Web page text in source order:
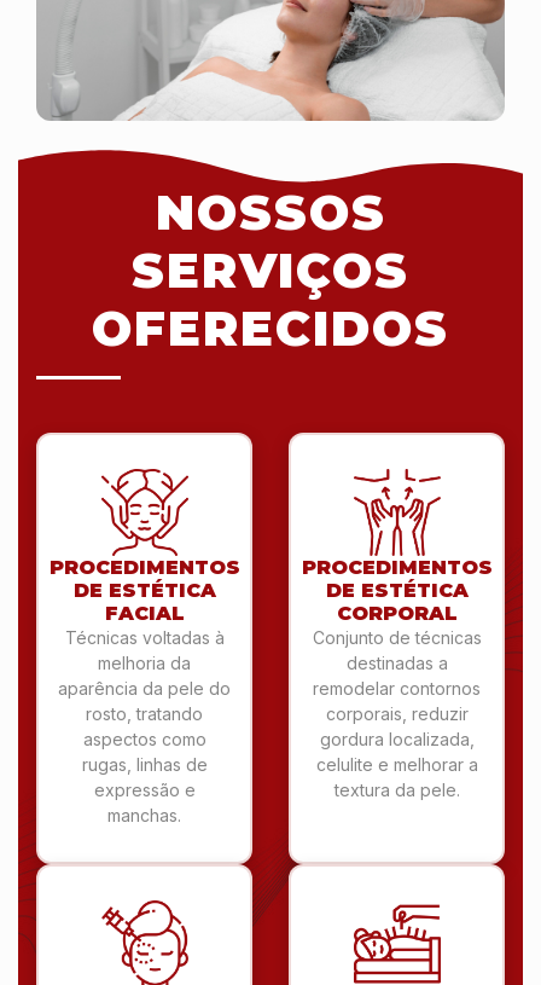
NOSSOS
SERVIÇOS
OFERECIDOS
PROCEDIMENTOS
DE ESTÉTICA
FACIAL
Técnicas voltadas à
melhoria da
aparência da pele do
rosto, tratando
aspectos como
rugas, linhas de
expressão e
manchas.
PROCEDIMENTOS
DE ESTÉTICA
CORPORAL
Conjunto de técnicas
destinadas a
remodelar contornos
corporais, reduzir
gordura localizada,
celulite e melhorar a
textura da pele.